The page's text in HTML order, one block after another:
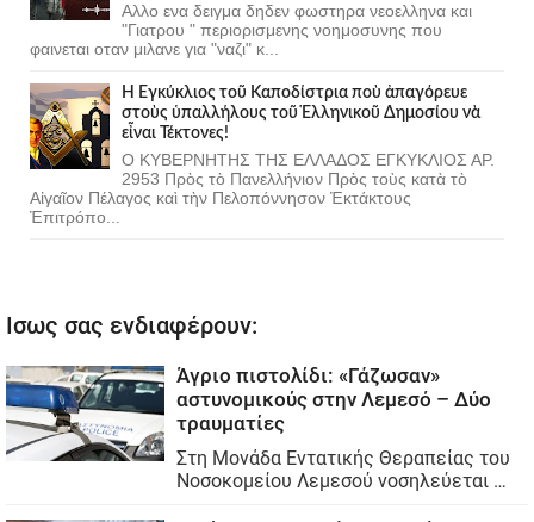
Αλλο ενα δειγμα δηδεν φωστηρα νεοελληνα και
"Γιατρου " περιορισμενης νοημοσυνης που
φαινεται οταν μιλανε για "ναζι" κ...
Ἡ Ἐγκύκλιος τοῦ Καποδίστρια ποὺ ἀπαγόρευε
στοὺς ὑπαλλήλους τοῦ Ἑλληνικοῦ Δημοσίου νὰ
εἶναι Τέκτονες!
Ο ΚΥΒΕΡΝΗΤΗΣ ΤΗΣ ΕΛΛΑΔΟΣ ΕΓΚΥΚΛΙΟΣ ΑΡ.
2953 Πρὸς τὸ Πανελλήνιον Πρὸς τοὺς κατὰ τὸ
Αἰγαῖον Πέλαγος καὶ τὴν Πελοπόννησον Ἐκτάκτους
Ἐπιτρόπο...